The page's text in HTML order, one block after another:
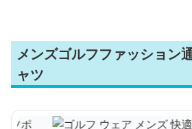
メンズゴルフファッション
ャツ